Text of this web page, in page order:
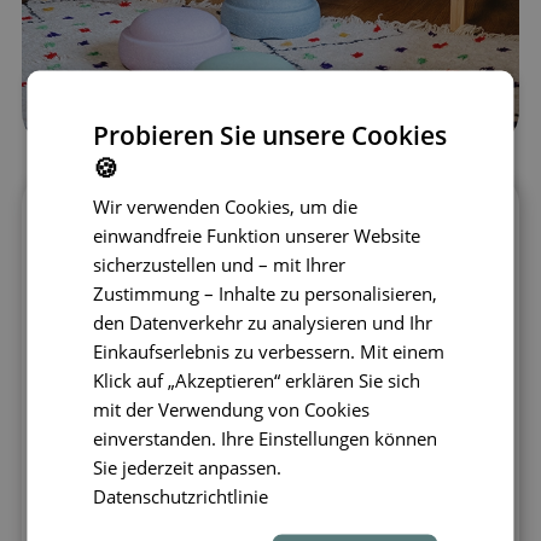
Bringen Sie alltägliche Aktivitäten und
Spiele mit dem Set aus drei
Balanciersteinen von Stapelstein auf ein
neues Level.Die moderne Form und die
große Farbauswahl bieten eine stilvolle
und praktische Möglichkeit, das
Kinderzimmer oder das ganze Zuhause
aufzufrischen. Das innovative Design wird
in Deutschland nachhaltig aus
umweltfreundlichem Schaumstoff
hergestellt – robust, stabil, leicht und
Probieren Sie unsere Cookies
🍪
Wir verwenden Cookies, um die
einwandfreie Funktion unserer Website
sicherzustellen und – mit Ihrer
Zustimmung – Inhalte zu personalisieren,
den Datenverkehr zu analysieren und Ihr
Einkaufserlebnis zu verbessern. Mit einem
Klick auf „Akzeptieren“ erklären Sie sich
mit der Verwendung von Cookies
einverstanden. Ihre Einstellungen können
Sie jederzeit anpassen.
Datenschutzrichtlinie